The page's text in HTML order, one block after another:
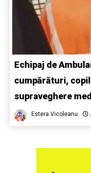
Echipaj de
cumpărături,
supraveghere
Estera Vicoleanu